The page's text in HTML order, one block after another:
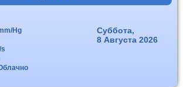
Hg
Суббота,
8 Августа 2026